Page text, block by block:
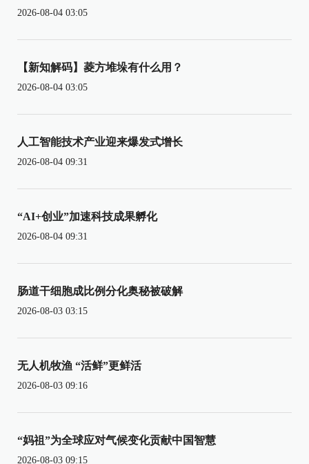
2026-08-04 03:05
【新知解码】菱方堆垛有什么用？
2026-08-04 03:05
人工智能技术产业迎来爆发式增长
2026-08-04 09:31
“AI+创业”加速科技成果孵化
2026-08-04 09:31
肠道干细胞成比例分化奥秘被破解
2026-08-03 03:15
无人机牧渔 “活鲜”更鲜活
2026-08-03 09:16
“妈祖”为全球应对气候变化贡献中国智慧
2026-08-03 09:15